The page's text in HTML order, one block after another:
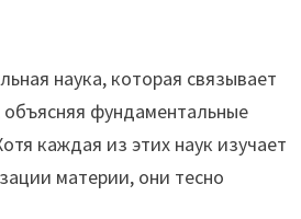
наука, которая связывает
фундаментальные
каждая из этих наук изучает
материи, они тесно